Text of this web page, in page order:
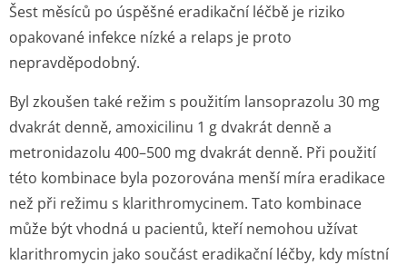
Šest měsíců po úspěšné eradikační léčbě je riziko
opakované infekce nízké a relaps je proto
nepravděpodobný.
Byl zkoušen také režim s použitím lansoprazolu 30 mg
dvakrát denně, amoxicilinu 1 g dvakrát denně a
metronidazolu 400–500 mg dvakrát denně. Při použití
této kombinace byla pozorována menší míra eradikace
než při režimu s klarithromycinem. Tato kombinace
může být vhodná u pacientů, kteří nemohou užívat
klarithromycin jako součást eradikační léčby, kdy místní